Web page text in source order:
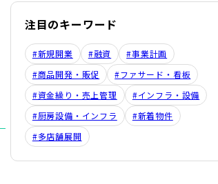
注目のキーワード
#新規開業 #融資
#事業計画
#商品開発・販促
#ファサード・看板
#資金繰り・売上管理
#インフラ・設備
#厨房設備・インフラ
#新着物件
#多店舗展開